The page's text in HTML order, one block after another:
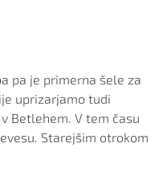
pa je primerna šele za
uprizarjamo tudi
Betlehem. V tem času
Starejšim otrokom